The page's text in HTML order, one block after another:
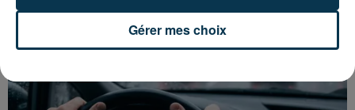
Gérer mes choix